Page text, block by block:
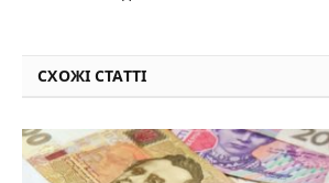
СХОЖІ СТАТТІ